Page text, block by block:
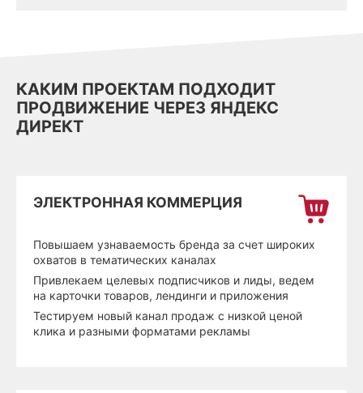
КАКИМ ПРОЕКТАМ ПОДХОДИТ
ПРОДВИЖЕНИЕ ЧЕРЕЗ ЯНДЕКС
ДИРЕКТ
ЭЛЕКТРОННАЯ КОММЕРЦИЯ
Повышаем узнаваемость бренда за счет широких
охватов в тематических каналах
Привлекаем целевых подписчиков и лиды, ведем
на карточки товаров, лендинги и приложения
Тестируем новый канал продаж с низкой ценой
клика и разными форматами рекламы